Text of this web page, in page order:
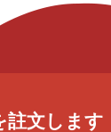
註文します